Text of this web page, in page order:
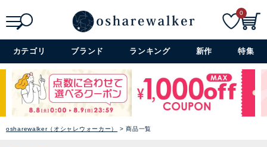
詳細検索+
0
カテゴリ ブランド ランキング 新作 特集
osharewalker（オシャレウォーカー） 商品一覧